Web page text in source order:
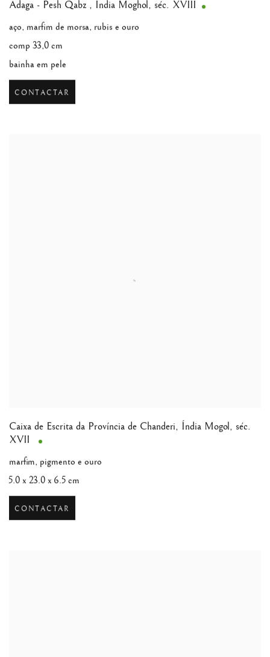
Adaga - Pesh Qabz , Índia Moghol, séc. XVIII
aço, marfim de morsa, rubis e ouro
comp 33,0 cm
bainha em pele
CONTACTAR
Caixa de Escrita da Província de Chanderi, Índia Mogol, séc.
XVII
marfim, pigmento e ouro
5.0 x 23.0 x 6.5 cm
CONTACTAR